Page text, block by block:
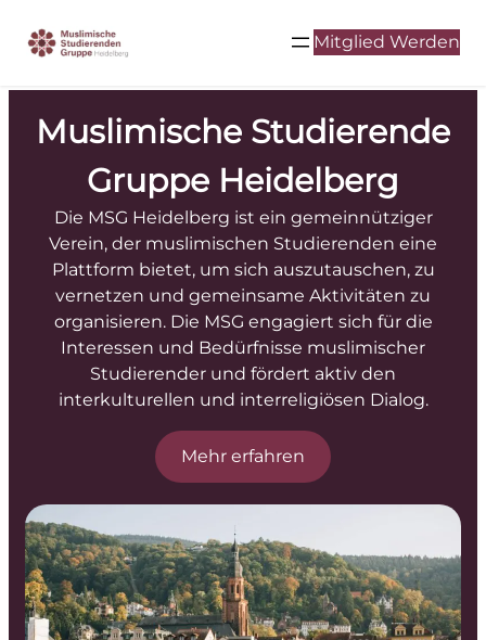
Mitglied Werden
Muslimische Studierende
Gruppe Heidelberg
Die MSG Heidelberg ist ein gemeinnütziger
Verein, der muslimischen Studierenden eine
Plattform bietet, um sich auszutauschen, zu
vernetzen und gemeinsame Aktivitäten zu
organisieren. Die MSG engagiert sich für die
Interessen und Bedürfnisse muslimischer
Studierender und fördert aktiv den
interkulturellen und interreligiösen Dialog.
Mehr erfahren